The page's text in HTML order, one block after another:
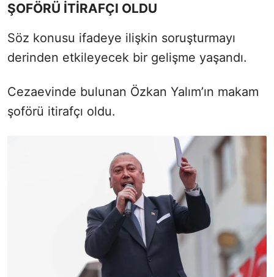
ŞOFÖRÜ İTİRAFÇI OLDU
Söz konusu ifadeye ilişkin soruşturmayı
derinden etkileyecek bir gelişme yaşandı.
Cezaevinde bulunan Özkan Yalım’ın makam
şoförü itirafçı oldu.